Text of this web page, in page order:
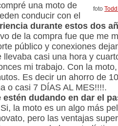
foto
una moto de
conducir con el
durante estos dos
de la compra fue que me
público y conexiones
llevaba casi una hora y
mi trabajo. Con la
Es decir un ahorro de
o casi 7 DÍAS AL MES!!!!.
dudando en dar el
la moto es un algo más
pero las ventajas